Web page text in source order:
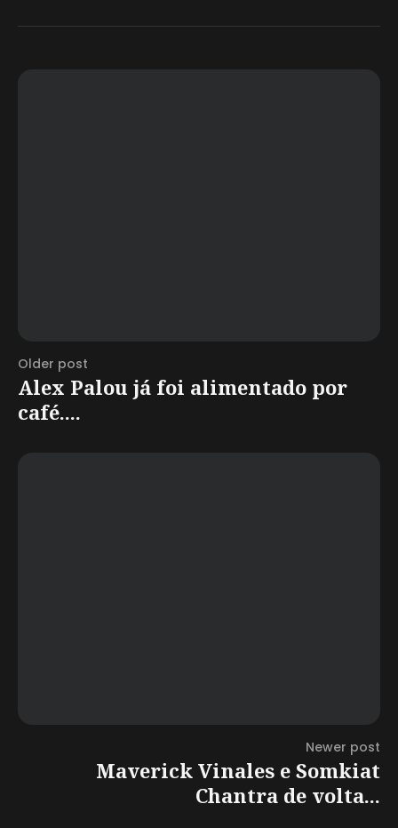
Older post
Alex Palou já foi alimentado por
café....
Newer post
Maverick Vinales e Somkiat
Chantra de volta...